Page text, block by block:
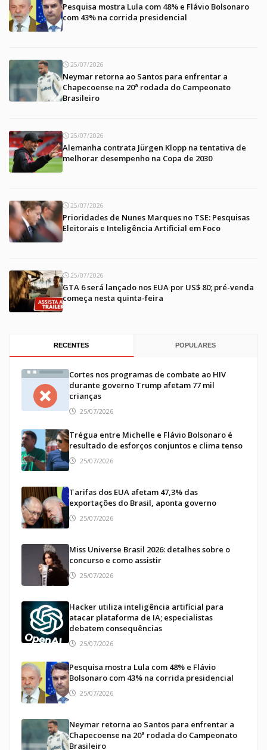
Pesquisa mostra Lula com 48% e Flávio Bolsonaro
com 43% na corrida presidencial
25/07/2026
Neymar retorna ao Santos para enfrentar a
Chapecoense na 20ª rodada do Campeonato
Brasileiro
25/07/2026
Alemanha contrata Jürgen Klopp na tentativa de
melhorar desempenho na Copa de 2030
25/07/2026
Prioridades de Nunes Marques no TSE: Pesquisas
Eleitorais e Inteligência Artificial em Foco
25/07/2026
GTA 6 será lançado nos EUA por US$ 80; pré-venda
começa nesta quinta-feira
RECENTES POPULARES
Cortes nos programas de combate ao HIV
durante governo Trump afetam 77 mil
crianças
25/07/2026
Trégua entre Michelle e Flávio Bolsonaro é
resultado de esforços conjuntos e clima tenso
25/07/2026
Tarifas dos EUA afetam 47,3% das
exportações do Brasil, aponta governo
25/07/2026
Miss Universe Brasil 2026: detalhes sobre o
concurso e como assistir
25/07/2026
Hacker utiliza inteligência artificial para
atacar plataforma de IA; especialistas
debatem consequências
25/07/2026
Pesquisa mostra Lula com 48% e Flávio
Bolsonaro com 43% na corrida presidencial
25/07/2026
Neymar retorna ao Santos para enfrentar a
Chapecoense na 20ª rodada do Campeonato
Brasileiro